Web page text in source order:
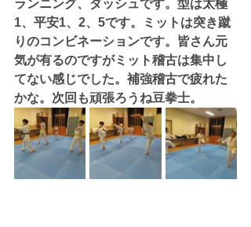
ランニング、ダッシュです。型は太極
1、平安1、2、5です。ミットは突き蹴
りのコンビネーションです。皆さん元
気が有るのですがミット稽古は集中し
てない感じでした。補強稽古で疲れた
かな。次回も頑張ろうね豆拳士。